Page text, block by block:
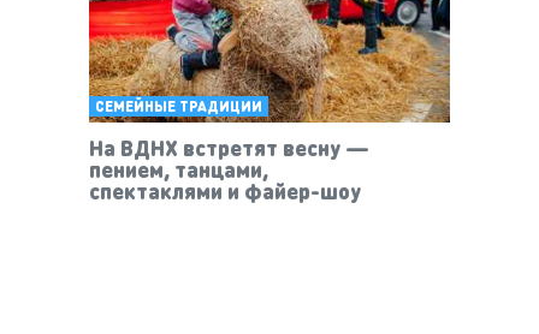
СЕМЕЙНЫЕ ТРАДИЦИИ
На ВДНХ встретят весну —
пением, танцами,
спектаклями и файер-шоу